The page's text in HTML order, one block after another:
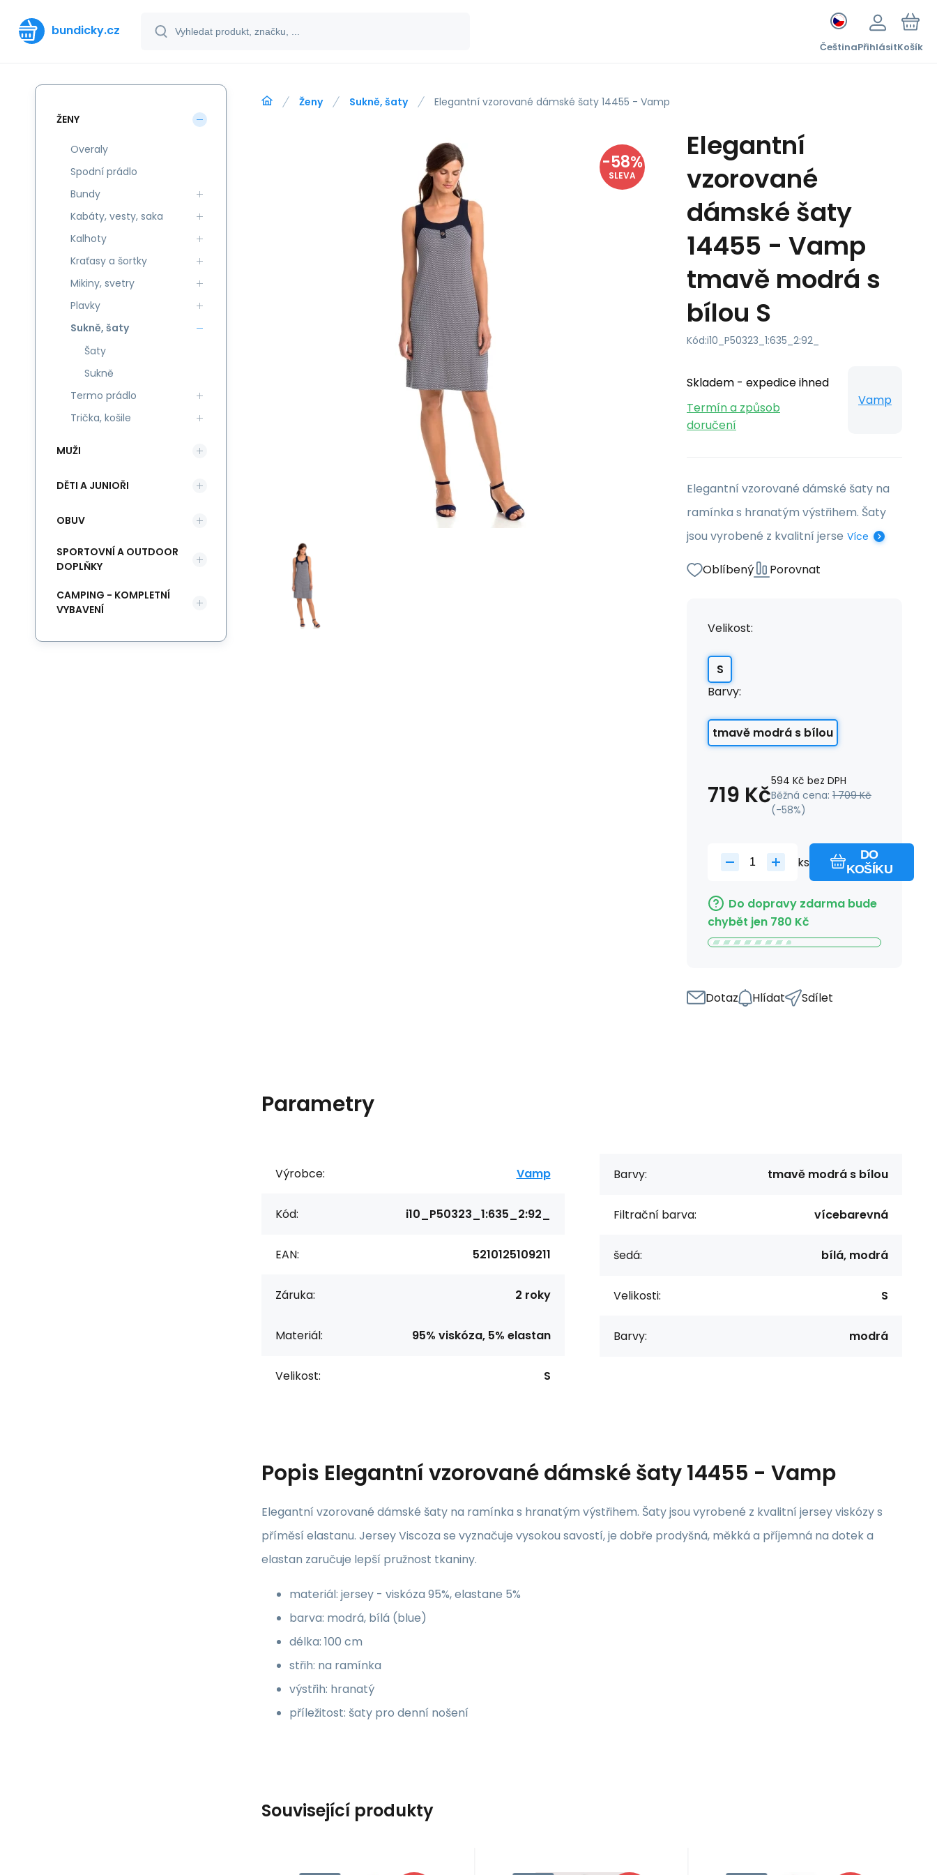
bundicky.cz
ČeštinaPřihlásitKošík
Ženy Sukně, šaty Elegantní vzorované dámské šaty 14455 - Vamp
-58%
SLEVA
Elegantní
vzorované
dámské šaty
14455 - Vamp
tmavě modrá s
bílou S
Kód:i10_P50323_1:635_2:92_
Skladem - expedice ihned
Termín a způsob
doručení
Vamp
Elegantní vzorované dámské šaty na
ramínka s hranatým výstřihem. Šaty
jsou vyrobené z kvalitní jerse Více
Oblíbený Porovnat
Velikost:
S
Barvy:
tmavě modrá s bílou
719 Kč594 Kč bez DPH
Běžná cena: 1 709 Kč
(-58%)
ks
DO
KOŠÍKU
Do dopravy zdarma bude
chybět jen 780 Kč
Dotaz Hlídat Sdílet
Parametry
Výrobce: Vamp
Kód: i10_P50323_1:635_2:92_
EAN: 5210125109211
Záruka: 2 roky
Materiál: 95% viskóza, 5% elastan
Velikost: S
Barvy: tmavě modrá s bílou
Filtrační barva: vícebarevná
šedá: bílá, modrá
Velikosti: S
Barvy: modrá
Popis Elegantní vzorované dámské šaty 14455 - Vamp
Elegantní vzorované dámské šaty na ramínka s hranatým výstřihem. Šaty jsou vyrobené z kvalitní jersey viskózy s
příměsí elastanu. Jersey Viscoza se vyznačuje vysokou savostí, je dobře prodyšná, měkká a příjemná na dotek a
elastan zaručuje lepší pružnost tkaniny.
materiál: jersey - viskóza 95%, elastane 5%
barva: modrá, bílá (blue)
délka: 100 cm
střih: na ramínka
výstřih: hranatý
příležitost: šaty pro denní nošení
Související produkty
ŽENY
Overaly
Spodní prádlo
Bundy
Kabáty, vesty, saka
Kalhoty
Kraťasy a šortky
Mikiny, svetry
Plavky
Sukně, šaty
Šaty
Sukně
Termo prádlo
Trička, košile
MUŽI
DĚTI A JUNIOŘI
OBUV
SPORTOVNÍ A OUTDOOR
DOPLŇKY
CAMPING - KOMPLETNÍ
VYBAVENÍ